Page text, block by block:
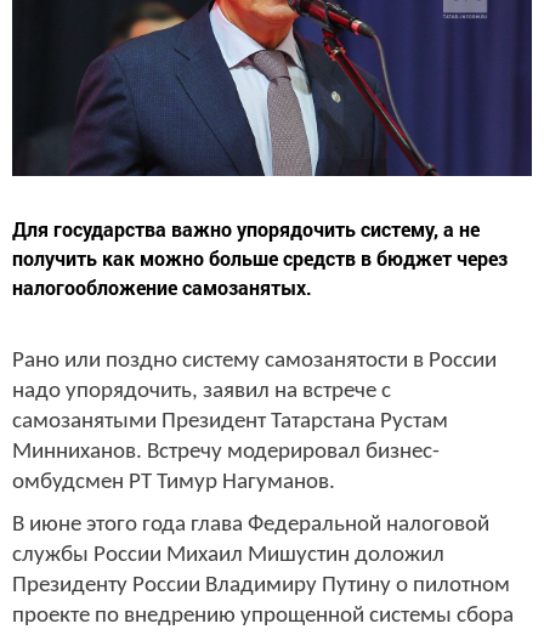
Для государства важно упорядочить систему, а не
получить как можно больше средств в бюджет через
налогообложение самозанятых.
Рано или поздно систему самозанятости в России
надо упорядочить, заявил на встрече с
самозанятыми Президент Татарстана Рустам
Минниханов. Встречу модерировал бизнес-
омбудсмен РТ Тимур Нагуманов.
В июне этого года глава Федеральной налоговой
службы России Михаил Мишустин доложил
Президенту России Владимиру Путину о пилотном
проекте по внедрению упрощенной системы сбора